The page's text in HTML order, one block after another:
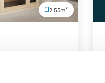
2.55m²